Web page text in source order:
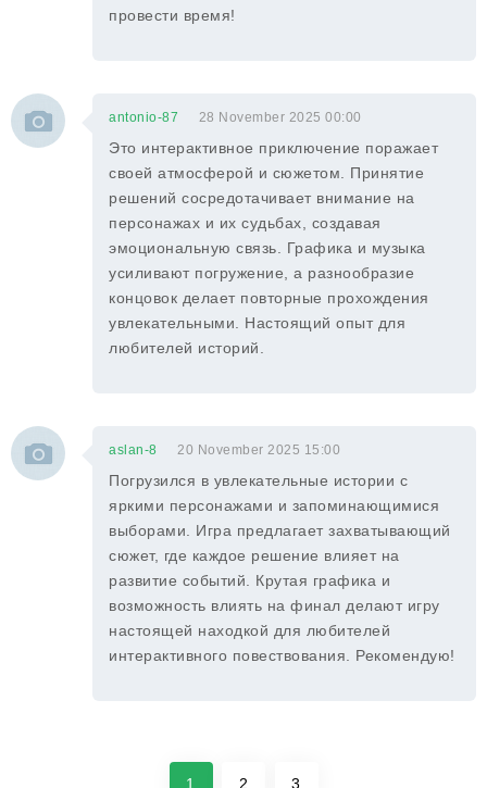
провести время!
antonio-87 28 November 2025 00:00
Это интерактивное приключение поражает
своей атмосферой и сюжетом. Принятие
решений сосредотачивает внимание на
персонажах и их судьбах, создавая
эмоциональную связь. Графика и музыка
усиливают погружение, а разнообразие
концовок делает повторные прохождения
увлекательными. Настоящий опыт для
любителей историй.
aslan-8 20 November 2025 15:00
Погрузился в увлекательные истории с
яркими персонажами и запоминающимися
выборами. Игра предлагает захватывающий
сюжет, где каждое решение влияет на
развитие событий. Крутая графика и
возможность влиять на финал делают игру
настоящей находкой для любителей
интерактивного повествования. Рекомендую!
1 2 3